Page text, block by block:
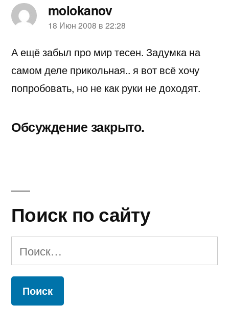
molokanov
пишет:
18 Июн 2008 в 22:28
А ещё забыл про мир тесен. Задумка на
самом деле прикольная.. я вот всё хочу
попробовать, но не как руки не доходят.
Обсуждение закрыто.
Поиск по сайту
Найти: